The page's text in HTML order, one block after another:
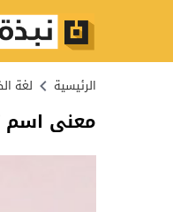
الرئيسية لغة
معنى اسم